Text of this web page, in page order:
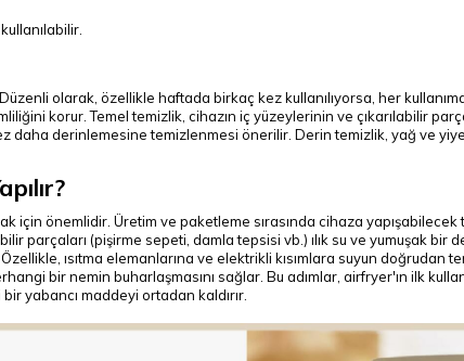
olarak, özellikle haftada birkaç kez kullanılıyorsa, her
korur. Temel temizlik, cihazın iç yüzeylerinin ve çıkarılabilir
derinlemesine temizlenmesi önerilir. Derin temizlik, yağ ve
için önemlidir. Üretim ve paketleme sırasında cihaza yapışabilecek
parçaları (pişirme sepeti, damla tepsisi vb.) ılık su ve yumuşak bir
ısıtma elemanlarına ve elektrikli kısımlara suyun doğrudan
bir nemin buharlaşmasını sağlar. Bu adımlar, airfryer'ın ilk
yabancı maddeyi ortadan kaldırır.